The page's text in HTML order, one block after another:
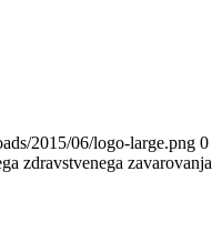
2015/06/logo-large.png 0
zdravstvenega zavarovanja